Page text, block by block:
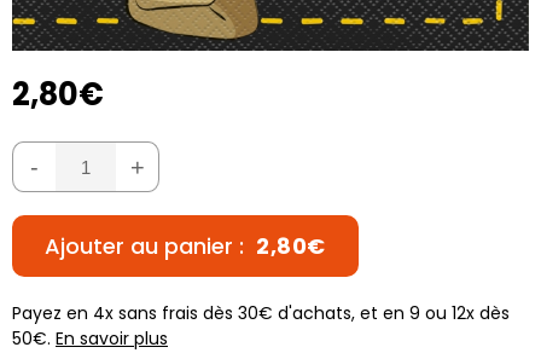
2,80€
- +
Ajouter au panier : 2,80€
Payez en 4x sans frais dès 30€ d'achats, et en 9 ou 12x dès
50€. En savoir plus